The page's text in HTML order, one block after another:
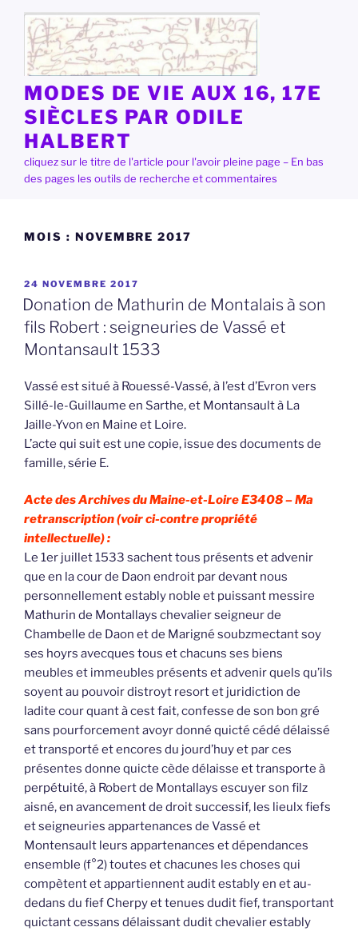
contenu
principal
MODES DE VIE AUX 16, 17E
SIÈCLES PAR ODILE
HALBERT
cliquez sur le titre de l'article pour l'avoir pleine page – En bas
des pages les outils de recherche et commentaires
MOIS : NOVEMBRE 2017
PUBLIÉ
LE
24 NOVEMBRE 2017
Donation de Mathurin de Montalais à son
fils Robert : seigneuries de Vassé et
Montansault 1533
Vassé est situé à Rouessé-Vassé, à l’est d’Evron vers
Sillé-le-Guillaume en Sarthe, et Montansault à La
Jaille-Yvon en Maine et Loire.
L’acte qui suit est une copie, issue des documents de
famille, série E.
Acte des Archives du Maine-et-Loire E3408 –Ma
retranscription (voir ci-contre propriété
intellectuelle) :
Le 1er juillet 1533 sachent tous présents et advenir
que en la cour de Daon endroit par devant nous
personnellement estably noble et puissant messire
Mathurin de Montallays chevalier seigneur de
Chambelle de Daon et de Marigné soubzmectant soy
ses hoyrs avecques tous et chacuns ses biens
meubles et immeubles présents et advenir quels qu’ils
soyent au pouvoir distroyt resort et juridiction de
ladite cour quant à cest fait, confesse de son bon gré
sans pourforcement avoyr donné quicté cédé délaissé
et transporté et encores du jourd’huy et par ces
présentes donne quicte cède délaisse et transporte à
perpétuité, à Robert de Montallays escuyer son filz
aisné, en avancement de droit successif, les lieulx fiefs
et seigneuries appartenances de Vassé et
Montensault leurs appartenances et dépendances
ensemble (f°2) toutes et chacunes les choses qui
compètent et appartiennent audit estably en et au-
dedans du fief Cherpy et tenues dudit fief, transportant
quictant cessans délaissant dudit chevalier estably